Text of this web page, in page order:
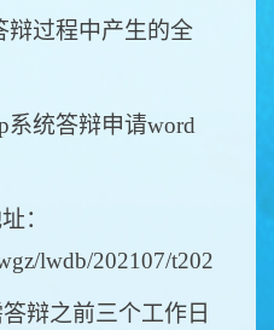
辩过程中产生的全
系统答辩申请word
：
lwdb/202107/
辩之前三个工作日